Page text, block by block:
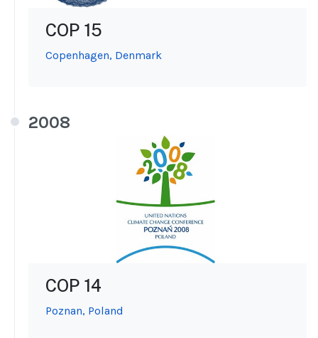
COP 15
Copenhagen, Denmark
2008
COP 14
Poznan, Poland